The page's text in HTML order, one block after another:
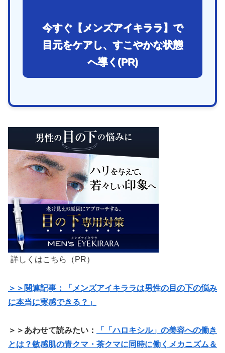
今すぐ【メンズアイキララ】で
目元をケアし、すこやかな状態
へ導く(PR)
詳しくはこちら（PR）
＞＞関連記事：「メンズアイキララは男性の目の下の悩み
に本当に実感できる？」
＞＞あわせて読みたい：
「「ハロキシル」の美容への働き
とは？敏感肌の青クマ・茶クマに同時に働くメカニズム＆